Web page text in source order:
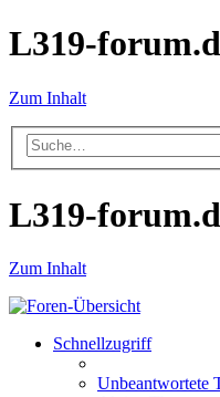
L319-
Zum Inhalt
L319-
Zum Inhalt
Schnellzugriff
Unbeantwortete